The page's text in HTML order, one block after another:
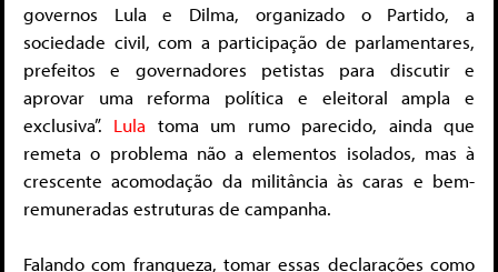
governos Lula e Dilma, organizado o Partido, a
sociedade civil, com a participação de parlamentares,
prefeitos e governadores petistas para discutir e
aprovar uma reforma política e eleitoral ampla e
exclusiva”. Lula toma um rumo parecido, ainda que
remeta o problema não a elementos isolados, mas à
crescente acomodação da militância às caras e bem-
remuneradas estruturas de campanha.
Falando com franqueza, tomar essas declarações como